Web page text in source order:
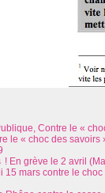
Contre le «
le « choc des savoirs
En grève le 2 avril
15 mars contre le